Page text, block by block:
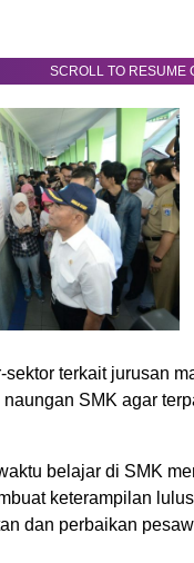
SCROLL TO RESUME
sektor terkait jurusan
SMK agar
belajar di SMK
keterampilan
dan perbaikan